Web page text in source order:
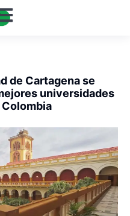
de Cartagena se
universidades